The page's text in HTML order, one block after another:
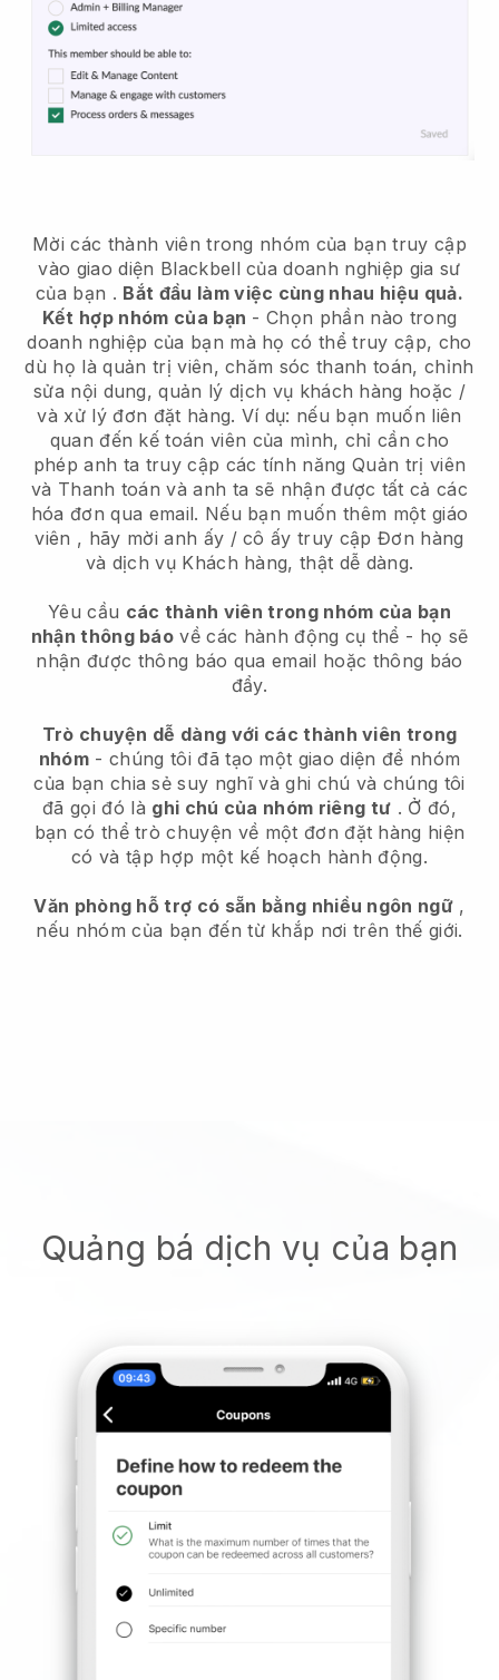
Mời các thành viên trong nhóm của bạn truy cập
vào giao diện Blackbell của doanh nghiệp gia sư
của bạn . Bắt đầu làm việc cùng nhau hiệu quả.
Kết hợp nhóm của bạn - Chọn phần nào trong
doanh nghiệp của bạn mà họ có thể truy cập, cho
dù họ là quản trị viên, chăm sóc thanh toán, chỉnh
sửa nội dung, quản lý dịch vụ khách hàng hoặc /
và xử lý đơn đặt hàng. Ví dụ: nếu bạn muốn liên
quan đến kế toán viên của mình, chỉ cần cho
phép anh ta truy cập các tính năng Quản trị viên
và Thanh toán và anh ta sẽ nhận được tất cả các
hóa đơn qua email. Nếu bạn muốn thêm một giáo
viên , hãy mời anh ấy / cô ấy truy cập Đơn hàng
và dịch vụ Khách hàng, thật dễ dàng.
Yêu cầu các thành viên trong nhóm của bạn
nhận thông báo về các hành động cụ thể - họ sẽ
nhận được thông báo qua email hoặc thông báo
đẩy.
Trò chuyện dễ dàng với các thành viên trong
nhóm - chúng tôi đã tạo một giao diện để nhóm
của bạn chia sẻ suy nghĩ và ghi chú và chúng tôi
đã gọi đó là ghi chú của nhóm riêng tư . Ở đó,
bạn có thể trò chuyện về một đơn đặt hàng hiện
có và tập hợp một kế hoạch hành động.
Văn phòng hỗ trợ có sẵn bằng nhiều ngôn ngữ ,
nếu nhóm của bạn đến từ khắp nơi trên thế giới.
Quảng bá dịch vụ của bạn